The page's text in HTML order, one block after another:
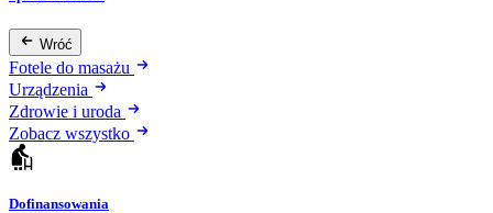
Wróć
Fotele do masażu
Urządzenia
Zdrowie i uroda
Zobacz wszystko
Dofinansowania